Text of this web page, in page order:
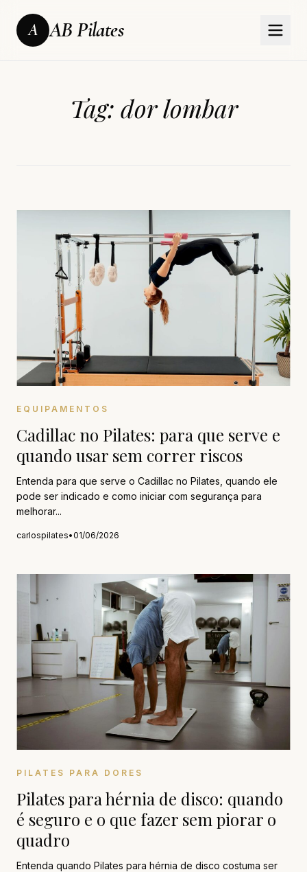
A AB Pilates
Tag: dor lombar
EQUIPAMENTOS
Cadillac no Pilates: para que serve e
quando usar sem correr riscos
Entenda para que serve o Cadillac no Pilates, quando ele
pode ser indicado e como iniciar com segurança para
melhorar...
carlospilates•01/06/2026
PILATES PARA DORES
Pilates para hérnia de disco: quando
é seguro e o que fazer sem piorar o
quadro
Entenda quando Pilates para hérnia de disco costuma ser